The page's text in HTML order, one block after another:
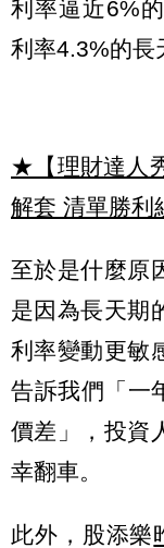
利率逼近6%
利率4.3%的長
★【理財達人
解套 清單勝利
至於是什麼原
是因為長天期
利率變動更敏
告訴我們「一
價差」，投資
幸翻車。
此外，股添樂